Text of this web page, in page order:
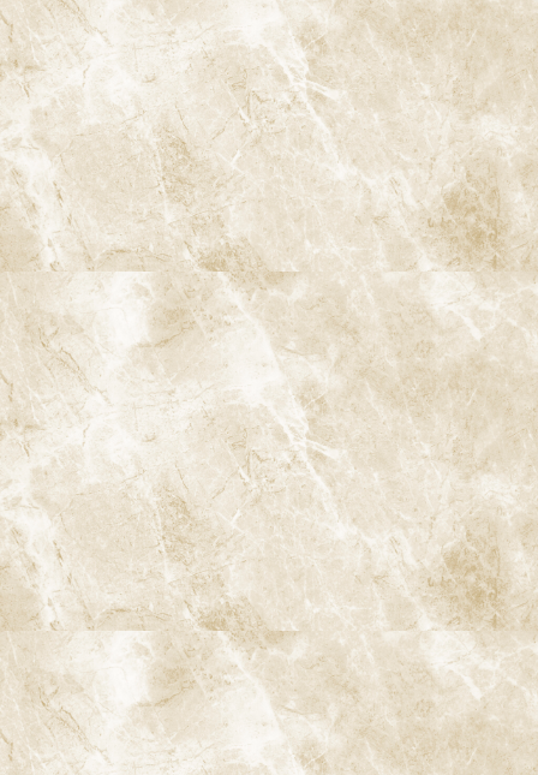
阿佐ヶ谷ことぶき歯科・矯正歯科